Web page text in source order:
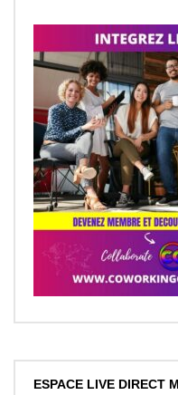
ESPACE LIVE DIRECT